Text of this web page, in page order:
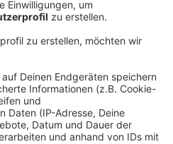
auf eine App
11.11.2021 13:04
die neue Notruf-App